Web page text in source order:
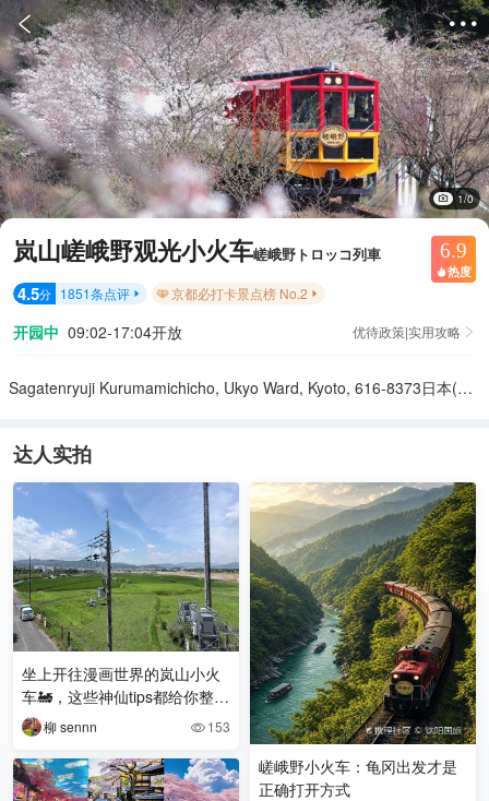
 
1/0
岚山嵯峨野观光小火车嵯峨野トロッコ列車 6.9
 热度
4.5分 1851条点评  京都必打卡景点榜 No.2 
开园中 09:02-17:04开放 优待政策|实用攻略 
Sagatenryuji Kurumamichicho, Ukyo Ward, Kyoto, 616-8373日本(Sagano Station)
达人实拍
坐上开往漫画世界的岚山小火
车🚂，这些神仙tips都给你整理
好了！柳 sennn  153
嵯峨野小火车：龟冈出发才是
正确打开方式